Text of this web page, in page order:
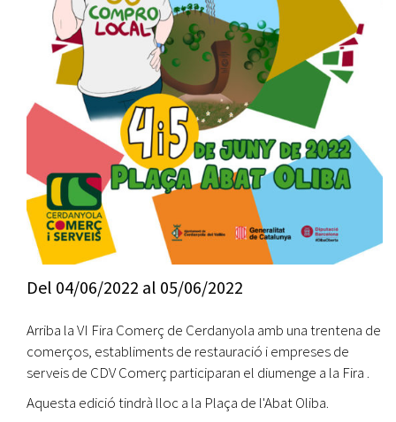
Del 04/06/2022 al 05/06/2022
Arriba la VI Fira Comerç de Cerdanyola amb una trentena de
comerços, establiments de restauració i empreses de
serveis de CDV Comerç participaran el diumenge a la Fira .
Aquesta edició tindrà lloc a la Plaça de l'Abat Oliba.